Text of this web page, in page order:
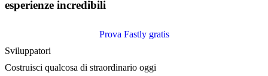
esperienze incredibili
Prova Fastly gratis
Sviluppatori
Costruisci qualcosa di straordinario oggi